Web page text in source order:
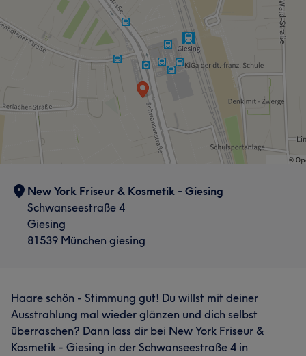
New York Friseur & Kosmetik - Giesing
Schwanseestraße 4
Giesing
81539 München giesing
Haare schön - Stimmung gut! Du willst mit deiner
Ausstrahlung mal wieder glänzen und dich selbst
überraschen? Dann lass dir bei New York Friseur &
Kosmetik - Giesing in der Schwanseestraße 4 in